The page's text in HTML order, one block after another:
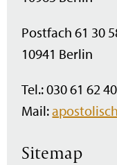
Postfach 61 30
10941 Berlin
Tel.: 030 61 62 40
Mail:
Sitemap